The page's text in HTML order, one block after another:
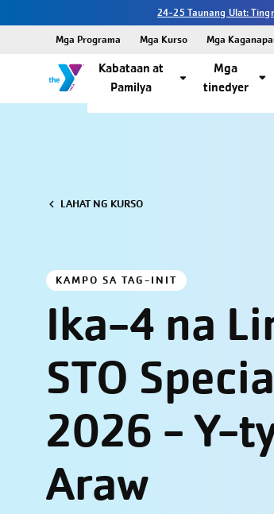
24-25 Taunang Ulat:
Kabataan at
Pamilya
Mga
tinedyer
Mga Programa Mga Kurso Mga
LAHAT NG KURSO
KAMPO SA TAG-INIT
Ika-4 na
STO
2026 - Y-
Araw